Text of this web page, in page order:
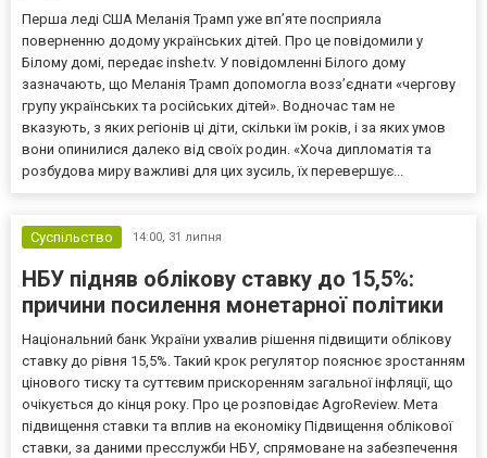
Перша леді США Меланія Трамп уже впʼяте посприяла
поверненню додому українських дітей. Про це повідомили у
Білому домі, передає inshe.tv. У повідомленні Білого дому
зазначають, що Меланія Трамп допомогла возз’єднати «чергову
групу українських та російських дітей». Водночас там не
вказують, з яких регіонів ці діти, скільки їм років, і за яких умов
вони опинилися далеко від своїх родин. «Хоча дипломатія та
розбудова миру важливі для цих зусиль, їх перевершує...
Суспільство 14:00, 31 липня
НБУ підняв облікову ставку до 15,5%:
причини посилення монетарної політики
Національний банк України ухвалив рішення підвищити облікову
ставку до рівня 15,5%. Такий крок регулятор пояснює зростанням
цінового тиску та суттєвим прискоренням загальної інфляції, що
очікується до кінця року. Про це розповідає AgroReview. Мета
підвищення ставки та вплив на економіку Підвищення облікової
ставки, за даними пресслужби НБУ, спрямоване на забезпечення